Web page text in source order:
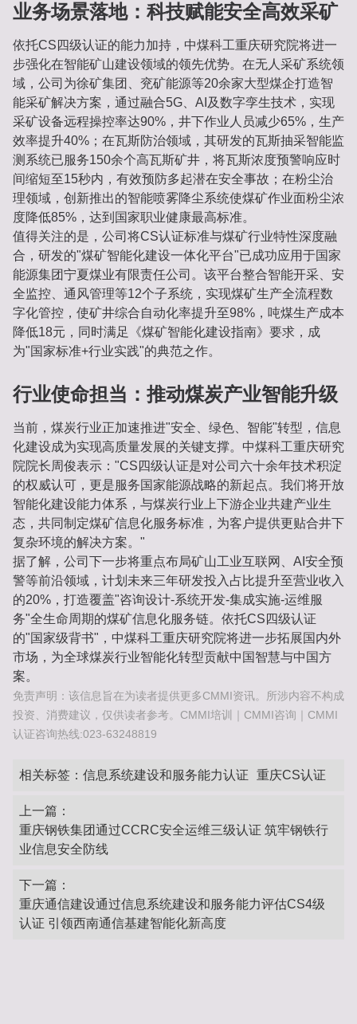
业务场景落地：科技赋能安全高效采矿
依托CS四级认证的能力加持，中煤科工重庆研究院将进一
步强化在智能矿山建设领域的领先优势。在无人采矿系统领
域，公司为徐矿集团、兖矿能源等20余家大型煤企打造智
能采矿解决方案，通过融合5G、AI及数字孪生技术，实现
采矿设备远程操控率达90%，井下作业人员减少65%，生产
效率提升40%；在瓦斯防治领域，其研发的瓦斯抽采智能监
测系统已服务150余个高瓦斯矿井，将瓦斯浓度预警响应时
间缩短至15秒内，有效预防多起潜在安全事故；在粉尘治
理领域，创新推出的智能喷雾降尘系统使煤矿作业面粉尘浓
度降低85%，达到国家职业健康最高标准。
值得关注的是，公司将CS认证标准与煤矿行业特性深度融
合，研发的"煤矿智能化建设一体化平台"已成功应用于国家
能源集团宁夏煤业有限责任公司。该平台整合智能开采、安
全监控、通风管理等12个子系统，实现煤矿生产全流程数
字化管控，使矿井综合自动化率提升至98%，吨煤生产成本
降低18元，同时满足《煤矿智能化建设指南》要求，成
为"国家标准+行业实践"的典范之作。
行业使命担当：推动煤炭产业智能升级
当前，煤炭行业正加速推进"安全、绿色、智能"转型，信息
化建设成为实现高质量发展的关键支撑。中煤科工重庆研究
院院长周俊表示："CS四级认证是对公司六十余年技术积淀
的权威认可，更是服务国家能源战略的新起点。我们将开放
智能化建设能力体系，与煤炭行业上下游企业共建产业生
态，共同制定煤矿信息化服务标准，为客户提供更贴合井下
复杂环境的解决方案。"
据了解，公司下一步将重点布局矿山工业互联网、AI安全预
警等前沿领域，计划未来三年研发投入占比提升至营业收入
的20%，打造覆盖"咨询设计-系统开发-集成实施-运维服
务"全生命周期的煤矿信息化服务链。依托CS四级认证
的"国家级背书"，中煤科工重庆研究院将进一步拓展国内外
市场，为全球煤炭行业智能化转型贡献中国智慧与中国方
案。
免责声明：该信息旨在为读者提供更多CMMI资讯。所涉内容不构成
投资、消费建议，仅供读者参考。CMMI培训｜CMMI咨询｜CMMI
认证咨询热线:023-63248819
相关标签： 信息系统建设和服务能力认证 重庆CS认证
上一篇：
重庆钢铁集团通过CCRC安全运维三级认证 筑牢钢铁行
业信息安全防线
下一篇：
重庆通信建设通过信息系统建设和服务能力评估CS4级
认证 引领西南通信基建智能化新高度